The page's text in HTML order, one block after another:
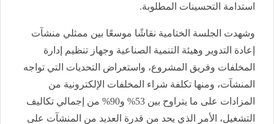
استدامة التحسينات المطلوبة.
وشهدت الجلسة الختامية نقاشًا موسعًا بين ممثلي منشآت
إعادة التدوير وهيئة التنمية الصناعية وجهاز تنظيم إدارة
المخلفات وفريق المشروع، واستعراض التحديات التي تواجه
المنشآت، ومنها تكلفة شراء المخلفات الإلكترونية من
المزادات على ما يتراوح بين 53% و90% من إجمالي تكاليف
التشغيل، الأمر الذي يحد من قدرة العديد من المنشآت على